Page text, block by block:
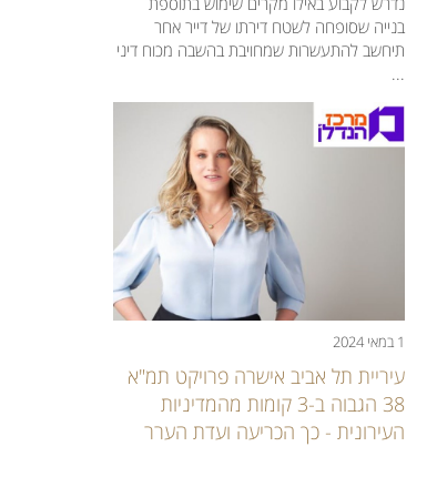
בנייה שסופחה לשטח דירתו של דייר אחר
תיחשב להתעשרות שמחויבת בהשבה מכוח דיני
...
1 במאי 2024
עיריית תל אביב אישרה פרויקט תמ"א
38 הגבוה ב-3 קומות מהמדיניות
העירונית - כך הכריעה ועדת הערר